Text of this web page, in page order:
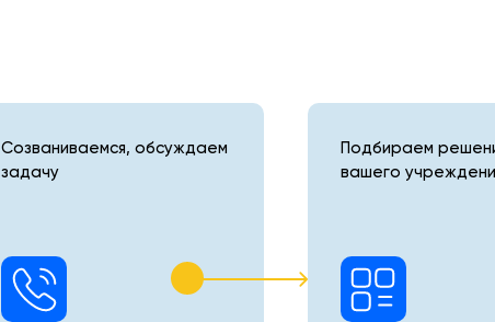
Созваниваемся, обсуждаем
задачу
Подбираем
вашего